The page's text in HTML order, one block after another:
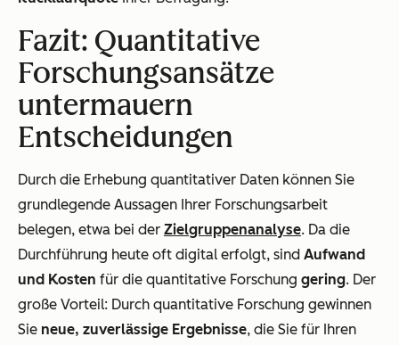
Fazit: Quantitative
Forschungsansätze
untermauern
Entscheidungen
Durch die Erhebung quantitativer Daten können Sie
grundlegende Aussagen Ihrer Forschungsarbeit
belegen, etwa bei der Zielgruppenanalyse. Da die
Durchführung heute oft digital erfolgt, sind Aufwand
und Kosten für die quantitative Forschung gering. Der
große Vorteil: Durch quantitative Forschung gewinnen
Sie neue, zuverlässige Ergebnisse, die Sie für Ihren